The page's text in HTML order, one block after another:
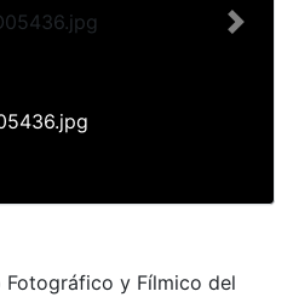
Next
y Fílmico del